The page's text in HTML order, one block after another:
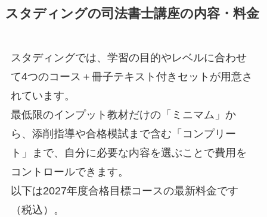
スタディングの司法書士講座の内容・料金
スタディングでは、学習の目的やレベルに合わせ
て4つのコース＋冊子テキスト付きセットが用意さ
れています。
最低限のインプット教材だけの「ミニマム」か
ら、添削指導や合格模試まで含む「コンプリー
ト」まで、自分に必要な内容を選ぶことで費用を
コントロールできます。
以下は2027年度合格目標コースの最新料金です
（税込）。